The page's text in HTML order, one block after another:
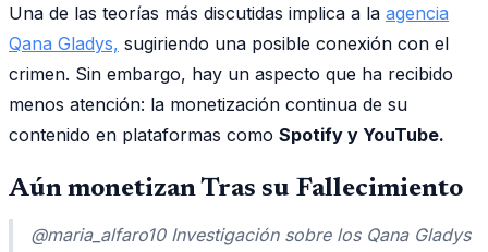
Una de las teorías más discutidas implica a la agencia
Qana Gladys, sugiriendo una posible conexión con el
crimen. Sin embargo, hay un aspecto que ha recibido
menos atención: la monetización continua de su
contenido en plataformas como Spotify y YouTube.
Aún monetizan Tras su Fallecimiento
@maria_alfaro10 Investigación sobre los Qana Gladys